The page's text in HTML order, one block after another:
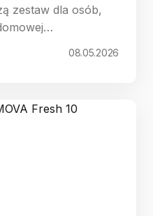
zestaw dla osób,
08.05.2026